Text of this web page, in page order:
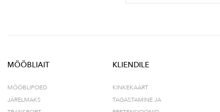
MÖÖBLIAIT
MÖÖBLIPOED
JÄRELMAKS
KLIENDILE
KINKEKAART
TAGASTAMINE JA